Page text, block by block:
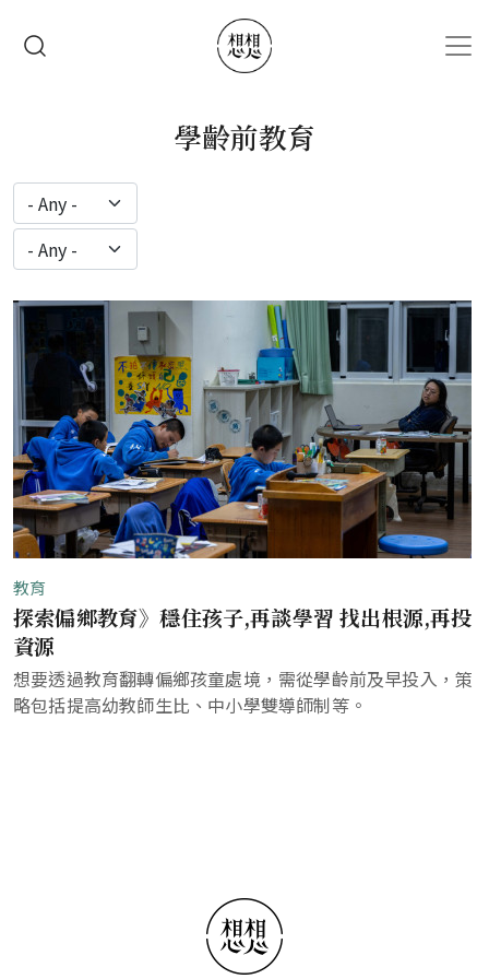
學齡前教育
教育
探索偏鄉教育》穩住孩子,再談學習 找出根源,再投
資源
想要透過教育翻轉偏鄉孩童處境，需從學齡前及早投入，策
略包括提高幼教師生比、中小學雙導師制等。